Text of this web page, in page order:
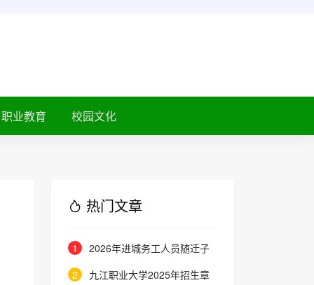
职业教育 校园文化
热门文章
1
2026年进城务工人员随迁子
女在京参加高等职业学校招生考试
2
九江职业大学2025年招生章